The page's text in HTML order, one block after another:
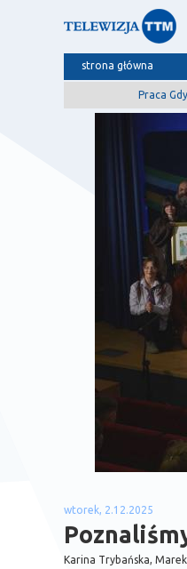
strona główna
Praca
wtorek, 2.12.2025
Karina Trybańska,